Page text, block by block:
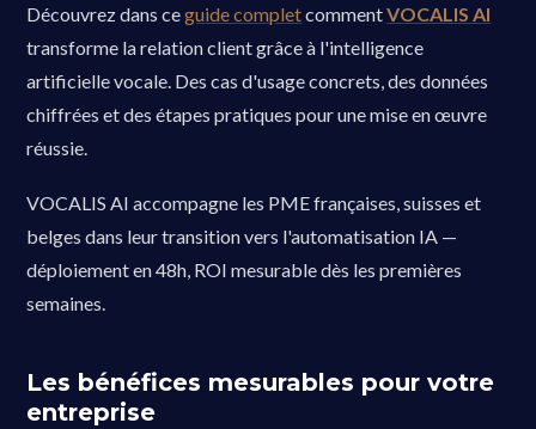
Découvrez dans ceguide completcommentVOCALIS AI
transforme la relation client grâce à l'intelligence
artificielle vocale. Des cas d'usage concrets, des données
chiffrées et des étapes pratiques pour une mise en œuvre
réussie.
VOCALIS AI accompagne les PME françaises, suisses et
belges dans leur transition vers l'automatisation IA —
déploiement en 48h, ROI mesurable dès les premières
semaines.
Les bénéfices mesurables pour votre
entreprise